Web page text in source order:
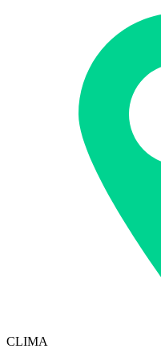
CLIMA